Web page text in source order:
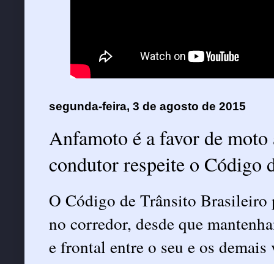
segunda-feira, 3 de agosto de 2015
Anfamoto é a favor de
condutor respeite o Código
O Código de Trânsito Brasileiro
no corredor, desde que
e frontal entre o seu e os demais